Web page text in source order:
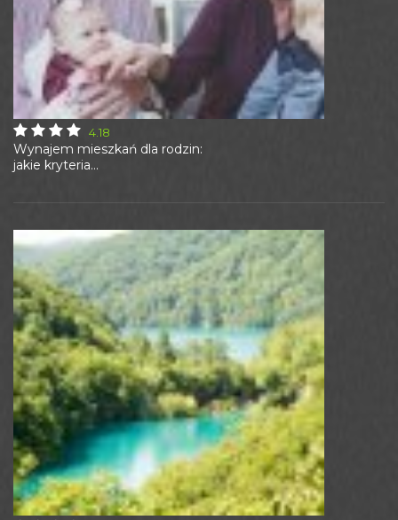
Wynajem mieszkań dla rodzin:
jakie kryteria...
4.18